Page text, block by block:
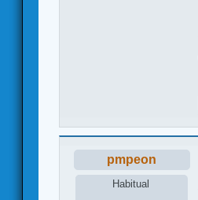
pmpeon
Habitual